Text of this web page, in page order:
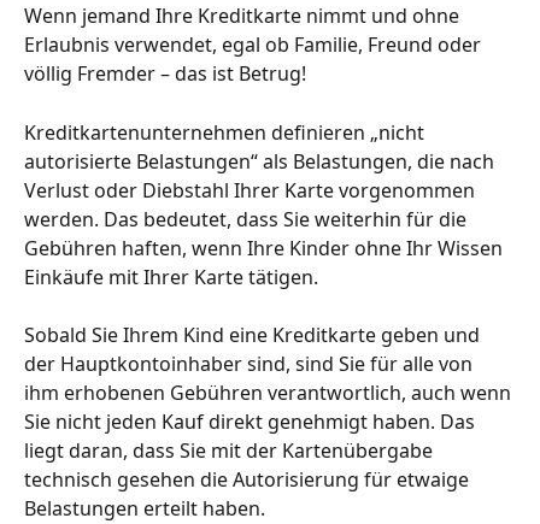
Wenn jemand Ihre Kreditkarte nimmt und ohne
Erlaubnis verwendet, egal ob Familie, Freund oder
völlig Fremder – das ist Betrug!
Kreditkartenunternehmen definieren „nicht
autorisierte Belastungen“ als Belastungen, die nach
Verlust oder Diebstahl Ihrer Karte vorgenommen
werden. Das bedeutet, dass Sie weiterhin für die
Gebühren haften, wenn Ihre Kinder ohne Ihr Wissen
Einkäufe mit Ihrer Karte tätigen.
Sobald Sie Ihrem Kind eine Kreditkarte geben und
der Hauptkontoinhaber sind, sind Sie für alle von
ihm erhobenen Gebühren verantwortlich, auch wenn
Sie nicht jeden Kauf direkt genehmigt haben. Das
liegt daran, dass Sie mit der Kartenübergabe
technisch gesehen die Autorisierung für etwaige
Belastungen erteilt haben.